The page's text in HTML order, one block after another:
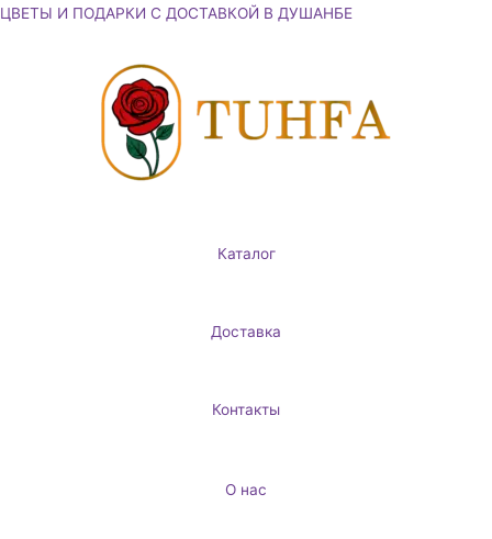
Перейти
ЦВЕТЫ И ПОДАРКИ С ДОСТАВКОЙ В ДУШАНБЕ
Каталог
Доставка
Контакты
О нас